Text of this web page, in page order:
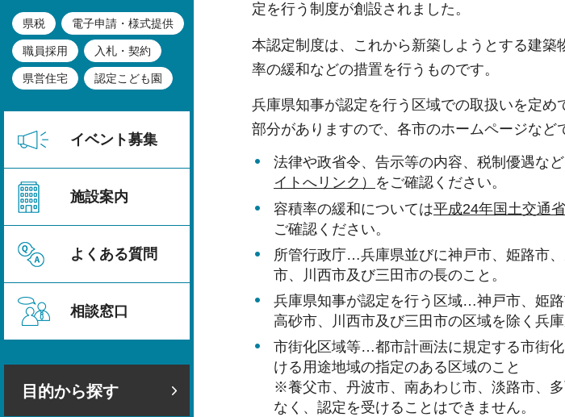
県税 電子申請・様式提供
職員採用 入札・契約
県営住宅 認定こども園
イベント募集
施設案内
よくある質問
相談窓口
目的から探す
定を行う制度が創設されました。
本認定制度は、これから新築しようとする建
率の緩和などの措置を行うものです。
兵庫県知事が認定を行う区域での取扱いを定
部分がありますので、各市のホームページなど
法律や政省令、告示等の内容、税制優遇など
イトへリンク） をご確認ください。
容積率の緩和については平成24年国土交通
ご確認ください。
所管行政庁…兵庫県並びに神戸市、姫路市
市、川西市及び三田市の長のこと。
兵庫県知事が認定を行う区域…神戸市、姫
高砂市、川西市及び三田市の区域を除く兵
市街化区域等…都市計画法に規定する市街
ける用途地域の指定のある区域のこと
※養父市、丹波市、南あわじ市、淡路市、
なく、認定を受けることはできません。